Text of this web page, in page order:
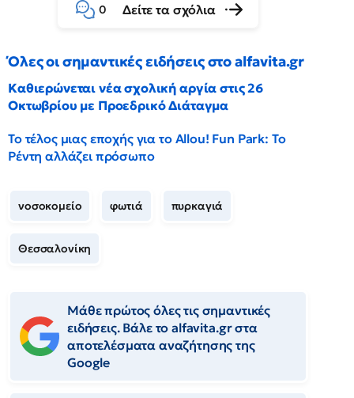
0 Δείτε τα σχόλια
Όλες οι σημαντικές ειδήσεις στο alfavita.gr
Καθιερώνεται νέα σχολική αργία στις 26
Οκτωβρίου με Προεδρικό Διάταγμα
Το τέλος μιας εποχής για το Allou! Fun Park: Το
Ρέντη αλλάζει πρόσωπο
νοσοκομείο φωτιά πυρκαγιά
Θεσσαλονίκη
Μάθε πρώτος όλες τις σημαντικές
ειδήσεις. Βάλε το alfavita.gr στα
αποτελέσματα αναζήτησης της
Google